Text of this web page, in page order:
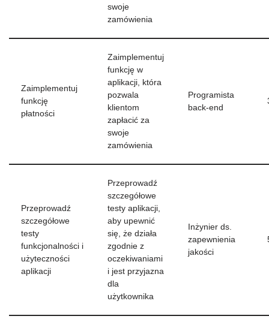
swoje
zamówienia
Zaimplementuj
funkcję
płatności
Zaimplementuj
funkcję w
aplikacji, która
pozwala
klientom
zapłacić za
swoje
zamówienia
Programista
back-end
Przeprowadź
szczegółowe
testy
funkcjonalności i
użyteczności
aplikacji
Przeprowadź
szczegółowe
testy aplikacji,
aby upewnić
się, że działa
zgodnie z
oczekiwaniami
i jest przyjazna
dla
użytkownika
Inżynier ds.
zapewnienia
jakości